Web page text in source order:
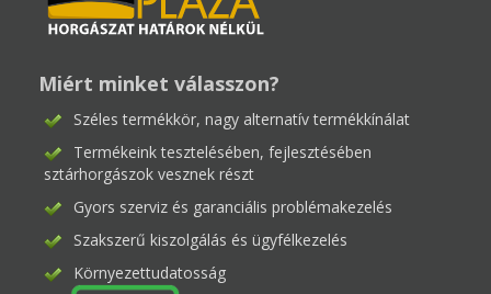
Miért minket válasszon?
Széles termékkör, nagy alternatív termékkínálat
Termékeink tesztelésében, fejlesztésében
sztárhorgászok vesznek részt
Gyors szerviz és garanciális problémakezelés
Szakszerű kiszolgálás és ügyfélkezelés
Környezettudatosság